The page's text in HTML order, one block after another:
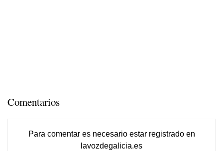
Comentarios
Para comentar es necesario estar registradoen
lavozdegalicia.es